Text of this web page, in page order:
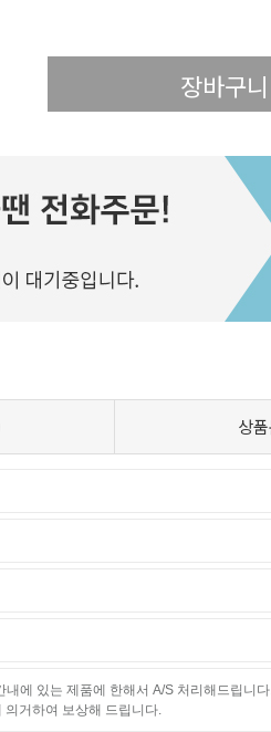
상
에 있는 제품에 한해서 A/S 처리해드립니
거하여 보상해 드립니다.